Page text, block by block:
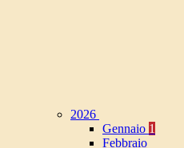
2026
Gennaio 1
Febbraio